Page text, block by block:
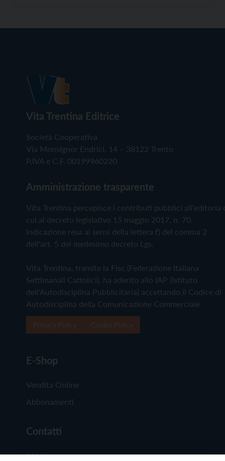
Vita Trentina Editrice
Società Cooperativa
Via Monsignor Endrici, 14 – 38122 Trento
P.IVA e C.F. 00199960220
Amministrazione trasparente
Vita Trentina percepisce i contributi pubblici all'editoria
cui al decreto legislativo 15 maggio 2017, n. 70.
Indicazione resa ai sensi della lettera f) del comma 2
dell'art. 5 del medesimo decreto Lgs.
Vita Trentina, tramite la Fisc (Federazione Italiana
Settimanali Cattolici), ha aderito allo IAP (Istituto
dell'Autodisciplina Pubblicitaria) accettando il Codice di
Autodisciplina della Comunicazione Commerciale
E-Shop
Vendita Online
Abbonamenti
Contatti
Chi Siamo